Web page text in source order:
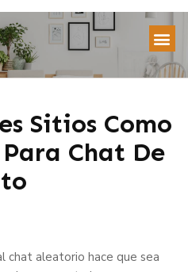
Sitios Como
Chat De
chat aleatorio hace que sea